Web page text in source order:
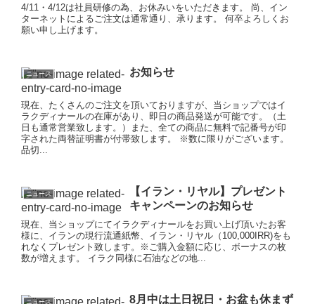
4/11・4/12は社員研修の為、お休みいをいただきます。 尚、イン
ターネットによるご注文は通常通り、承ります。 何卒よろしくお
願い申し上げます。
ニュース お知らせ
現在、たくさんのご注文を頂いておりますが、当ショップではイ
ラクディナールの在庫があり、即日の商品発送が可能です。（土
日も通常営業致します。）また、全ての商品に無料で記番号が印
字された両替証明書が付帯致します。 ※数に限りがございます。
品切...
ニュース
【イラン・リヤル】プレゼント
キャンペーンのお知らせ
現在、当ショップにてイラクディナールをお買い上げ頂いたお客
様に、イランの現行流通紙幣、イラン・リヤル（100,000IRR)をも
れなくプレゼント致します。※ご購入金額に応じ、ボーナスの枚
数が増えます。 イラク同様に石油などの地...
ニュース
8月中は土日祝日・お盆も休まず